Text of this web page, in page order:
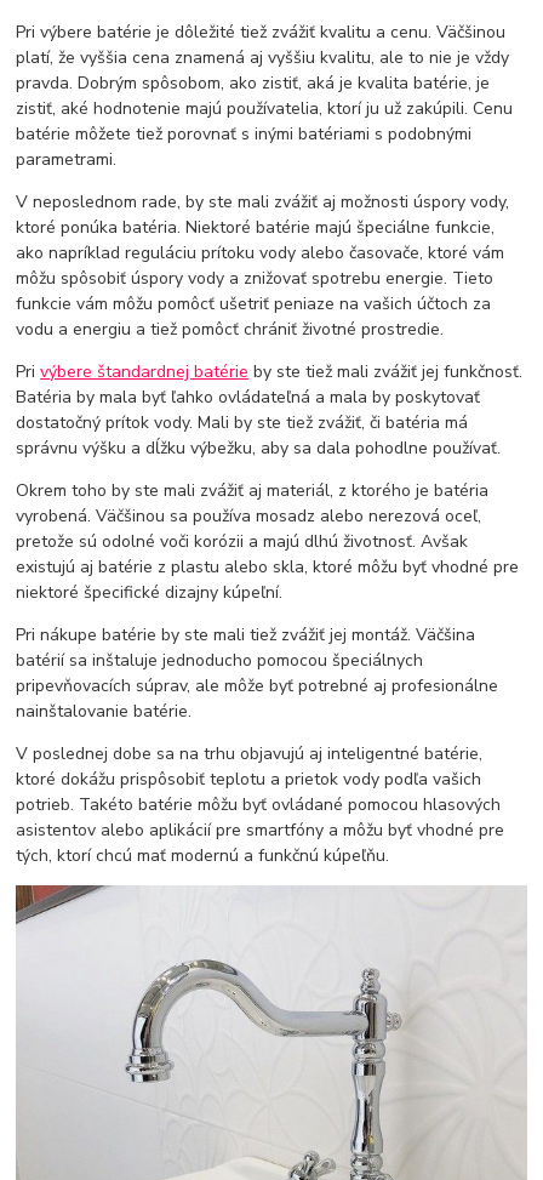
Pri výbere batérie je dôležité tiež zvážiť kvalitu a cenu. Väčšinou
platí, že vyššia cena znamená aj vyššiu kvalitu, ale to nie je vždy
pravda. Dobrým spôsobom, ako zistiť, aká je kvalita batérie, je
zistiť, aké hodnotenie majú používatelia, ktorí ju už zakúpili. Cenu
batérie môžete tiež porovnať s inými batériami s podobnými
parametrami.
V neposlednom rade, by ste mali zvážiť aj možnosti úspory vody,
ktoré ponúka batéria. Niektoré batérie majú špeciálne funkcie,
ako napríklad reguláciu prítoku vody alebo časovače, ktoré vám
môžu spôsobiť úspory vody a znižovať spotrebu energie. Tieto
funkcie vám môžu pomôcť ušetriť peniaze na vašich účtoch za
vodu a energiu a tiež pomôcť chrániť životné prostredie.
Privýbere štandardnej batérie by ste tiež mali zvážiť jej funkčnosť.
Batéria by mala byť ľahko ovládateľná a mala by poskytovať
dostatočný prítok vody. Mali by ste tiež zvážiť, či batéria má
správnu výšku a dĺžku výbežku, aby sa dala pohodlne používať.
Okrem toho by ste mali zvážiť aj materiál, z ktorého je batéria
vyrobená. Väčšinou sa používa mosadz alebo nerezová oceľ,
pretože sú odolné voči korózii a majú dlhú životnosť. Avšak
existujú aj batérie z plastu alebo skla, ktoré môžu byť vhodné pre
niektoré špecifické dizajny kúpeľní.
Pri nákupe batérie by ste mali tiež zvážiť jej montáž. Väčšina
batérií sa inštaluje jednoducho pomocou špeciálnych
pripevňovacích súprav, ale môže byť potrebné aj profesionálne
nainštalovanie batérie.
V poslednej dobe sa na trhu objavujú aj inteligentné batérie,
ktoré dokážu prispôsobiť teplotu a prietok vody podľa vašich
potrieb. Takéto batérie môžu byť ovládané pomocou hlasových
asistentov alebo aplikácií pre smartfóny a môžu byť vhodné pre
tých, ktorí chcú mať modernú a funkčnú kúpeľňu.